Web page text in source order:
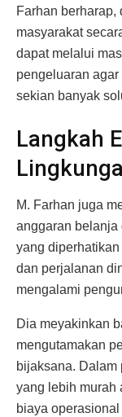
Farhan berharap,
masyarakat
dapat melalui
pengeluaran
sekian banyak
Langkah
M. Farhan juga
anggaran belanja
yang
dan perjalanan
mengalami
Dia meyakinkan
mengutamakan
bijaksana. Dalam
yang lebih murah
biaya